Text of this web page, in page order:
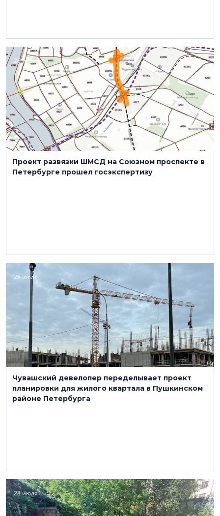
28 июля
Проект развязки ШМСД на Союзном проспекте в
Петербурге прошел госэкспертизу
28 июля
Чувашский девелопер переделывает проект
планировки для жилого квартала в Пушкинском
районе Петербурга
28 июля